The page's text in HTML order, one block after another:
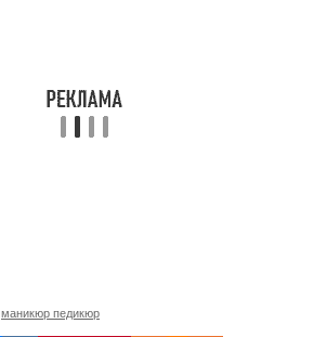
маникюр педикюр